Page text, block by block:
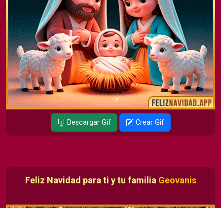
Descargar Gif Crear Gif
Feliz Navidad para ti y tu familia Geovanis